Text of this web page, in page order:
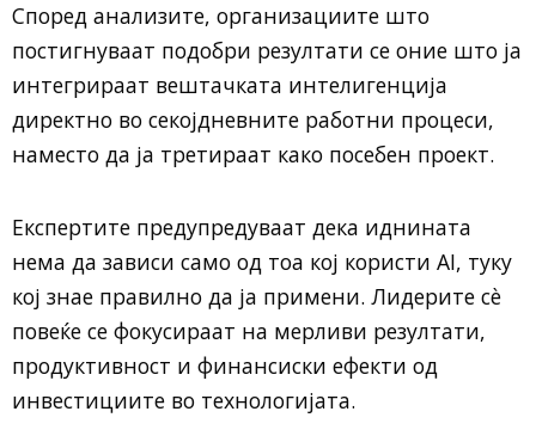
Според анализите, организациите што
постигнуваат подобри резултати се оние што ја
интегрираат вештачката интелигенција
директно во секојдневните работни процеси,
наместо да ја третираат како посебен проект.
Експертите предупредуваат дека иднината
нема да зависи само од тоа кој користи AI, туку
кој знае правилно да ја примени. Лидерите сè
повеќе се фокусираат на мерливи резултати,
продуктивност и финансиски ефекти од
инвестициите во технологијата.